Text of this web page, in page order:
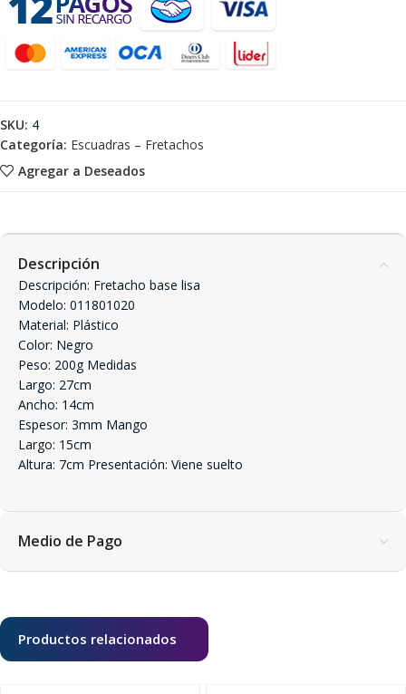
Agregar a Deseados
SKU: 4
Categoría: Escuadras – Fretachos
Descripción
Descripción: Fretacho base lisa
Modelo: 011801020
Material: Plástico
Color: Negro
Peso: 200g Medidas
Largo: 27cm
Ancho: 14cm
Espesor: 3mm Mango
Largo: 15cm
Altura: 7cm Presentación: Viene suelto
Medio de Pago
Productos relacionados